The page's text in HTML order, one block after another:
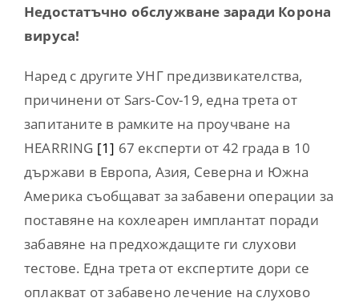
Недостатъчно обслужване заради Корона
вируса!
Наред с другите УНГ предизвикателства,
причинени от Sars-Cov-19, една трета от
запитаните в рамките на проучване на
HEARRING [1] 67 експерти от 42 града в 10
държави в Европа, Азия, Северна и Южна
Америка съобщават за забавени операции за
поставяне на кохлеарен имплантат поради
забавяне на предхождащите ги слухови
тестове. Една трета от експертите дори се
оплакват от забавено лечение на слухово